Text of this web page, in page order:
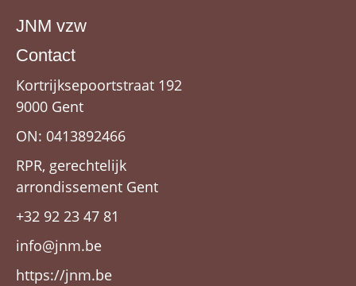
JNM vzw
Contact
Kortrijksepoortstraat 192
9000 Gent
ON: 0413892466
RPR, gerechtelijk
arrondissement Gent
+32 92 23 47 81
info@jnm.be
https://jnm.be